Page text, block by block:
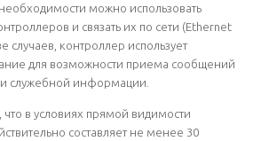
можно использовать
и связать их по сети (Ethernet
случаев, контроллер использует
для возможности приема сообщений
служебной информации.
что в условиях прямой видимости
составляет не менее 30